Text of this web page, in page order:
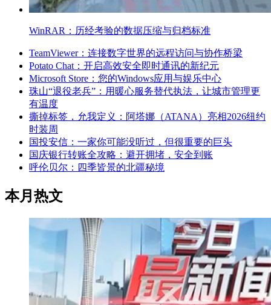
WinRAR：历经考验的数据压缩与归档标准
TeamViewer：连接数字世界的远程访问与协作桥梁
Potato Chat：开启高效安全即时通讯的新纪元
Microsoft Store：您的Windows应用与娱乐中心
珠山“退役老兵”：用暖心服务替代执法，让城市管理更
有温度
撕掉标签，允我定义：阿塔娜（ATANA）亮相2026纽约
时装周
国投安信：一家你可能没听过，但很重要的巨头
国庆银行转账全攻略：避开拥堵，安全到账
呼伦贝尔：四季皆景的北疆秘境
本月热文